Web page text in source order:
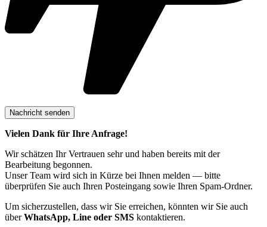
Vielen Dank für Ihre Anfrage!
Wir schätzen Ihr Vertrauen sehr und haben bereits mit der
Bearbeitung begonnen.
Unser Team wird sich in Kürze bei Ihnen melden — bitte
überprüfen Sie auch Ihren Posteingang sowie Ihren Spam-Ordner.
Um sicherzustellen, dass wir Sie erreichen, könnten wir Sie auch
überWhatsApp, Line oder SMS kontaktieren.